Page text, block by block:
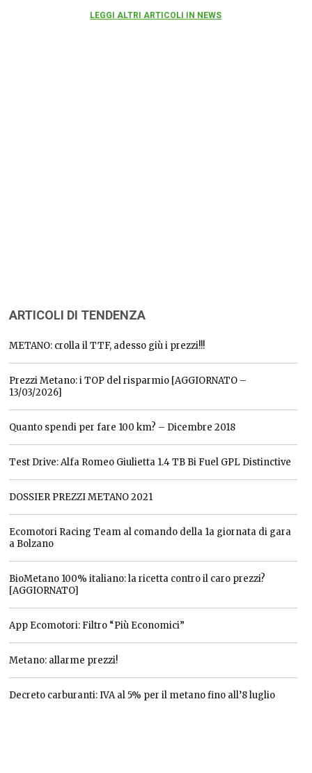
LEGGI ALTRI ARTICOLI IN NEWS
ARTICOLI DI TENDENZA
METANO: crolla il TTF, adesso giù i prezzi!!!
Prezzi Metano: i TOP del risparmio [AGGIORNATO –
13/03/2026]
Quanto spendi per fare 100 km? – Dicembre 2018
Test Drive: Alfa Romeo Giulietta 1.4 TB Bi Fuel GPL Distinctive
DOSSIER PREZZI METANO 2021
Ecomotori Racing Team al comando della 1a giornata di gara
a Bolzano
BioMetano 100% italiano: la ricetta contro il caro prezzi?
[AGGIORNATO]
App Ecomotori: Filtro “Più Economici”
Metano: allarme prezzi!
Decreto carburanti: IVA al 5% per il metano fino all’8 luglio